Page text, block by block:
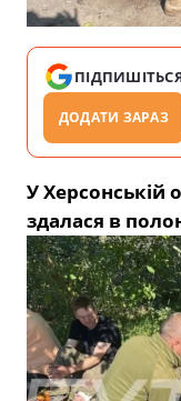
ДОДАТИ ЗАРАЗ
У Херсонській
здалася в